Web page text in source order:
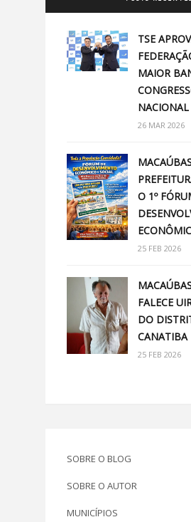
TSE
MAIOR
NACIONAL
26 MAR 2026
O 1º
25 FEB 2026
FALECE
DO
CANATIBA
25 FEB 2026
SOBRE O BLOG
SOBRE O AUTOR
MUNICÍPIOS